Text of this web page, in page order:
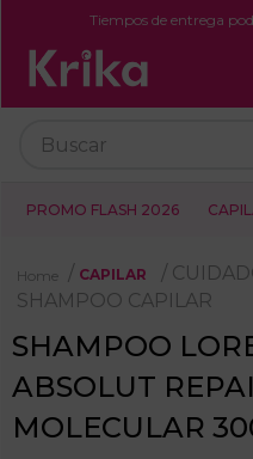
Tiempos de entrega
PROMO FLASH 2026
CAPILAR
SHAMPOO CAPILAR
SHAMPOO
ABSOLUT
MOLECULAR